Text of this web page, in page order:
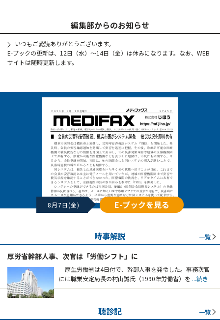
編集部からのお知らせ
いつもご愛読ありがとうございます。
E-ブックの更新は、12日（水）～14日（金）は休みになります。なお、WEB
サイトは随時更新します。
8月7日(金) E-ブックを見る
時事解説 一覧
厚労省幹部人事、次官は「労働シフト」に
厚生労働省は4日付で、幹部人事を発令した。事務次官
には職業安定局長の村山誠氏（1990年労働省）を ...続き
聴診記 一覧